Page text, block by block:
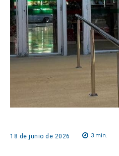
18 de junio de 2026 3min.